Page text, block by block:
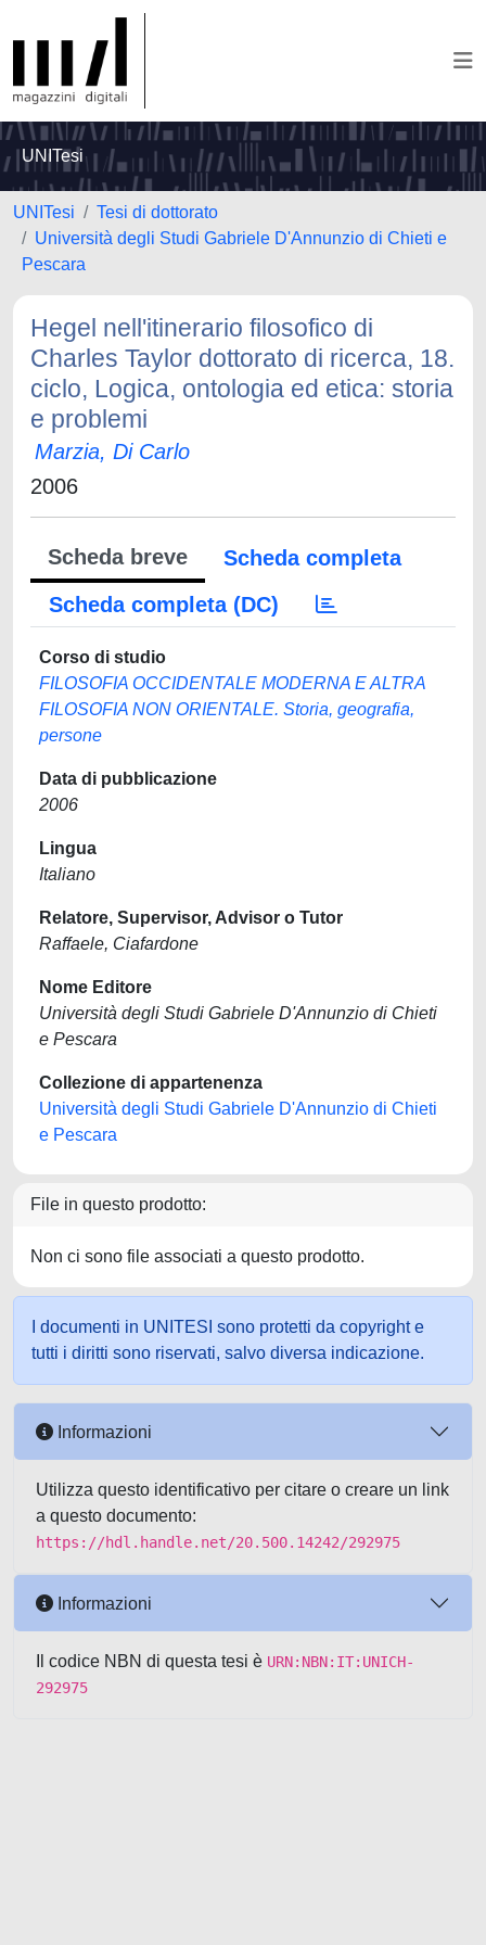
UNITesi
UNITesi
Tesi di dottorato
Università degli Studi Gabriele D'Annunzio di Chieti e
Pescara
Hegel nell'itinerario filosofico di
Charles Taylor dottorato di ricerca, 18.
ciclo, Logica, ontologia ed etica: storia
e problemi
Marzia, Di Carlo
2006
Scheda breve
Scheda completa
Scheda completa (DC)
Corso di studio
FILOSOFIA OCCIDENTALE MODERNA E ALTRA
FILOSOFIA NON ORIENTALE. Storia, geografia,
persone
Data di pubblicazione
2006
Lingua
Italiano
Relatore, Supervisor, Advisor o Tutor
Raffaele, Ciafardone
Nome Editore
Università degli Studi Gabriele D'Annunzio di Chieti
e Pescara
Collezione di appartenenza
Università degli Studi Gabriele D'Annunzio di Chieti
e Pescara
File in questo prodotto:
Non ci sono file associati a questo prodotto.
I documenti in UNITESI sono protetti da copyright e
tutti i diritti sono riservati, salvo diversa indicazione.
Informazioni
Utilizza questo identificativo per citare o creare un link
a questo documento:
https://hdl.handle.net/20.500.14242/292975
Informazioni
Il codice NBN di questa tesi è URN:NBN:IT:UNICH-
292975